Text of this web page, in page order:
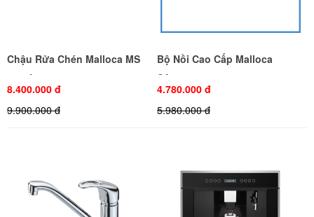
Chậu Rửa Chén Malloca MS
8815L
8.400.000 đ
9.900.000 đ
Bộ Nồi Cao Cấp Malloca
SA1503
4.780.000 đ
5.980.000 đ